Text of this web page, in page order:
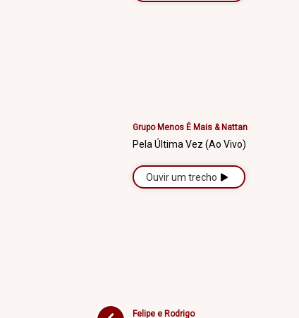
Grupo Menos É Mais & Nattan
Pela Última Vez (Ao Vivo)
Ouvir um trecho
Felipe e Rodrigo